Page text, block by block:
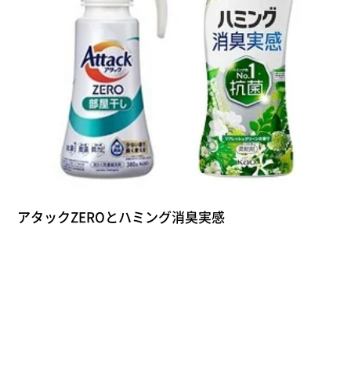
アタックZEROとハミング消臭実感